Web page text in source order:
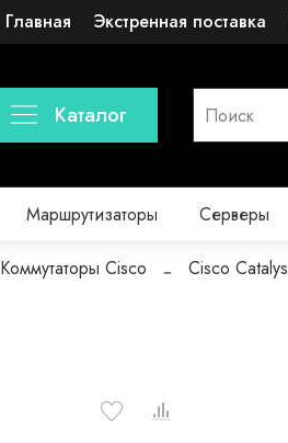
Главная Экстренная поставка
Каталог
Маршрутизаторы Серверы
Коммутаторы Cisco Cisco